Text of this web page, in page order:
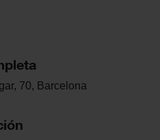
70, Barcelona